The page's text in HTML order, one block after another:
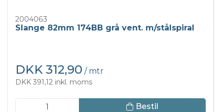
2004063
Slange 82mm 174BB grå vent. m/stålspiral
DKK 312,90 / mtr
DKK 391,12 inkl. moms
Bestil